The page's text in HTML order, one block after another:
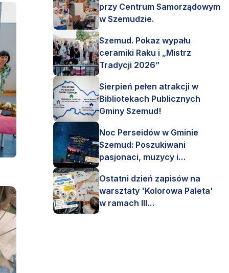
przy Centrum Samorządowym
w Szemudzie.
Szemud. Pokaz wypału
ceramiki Raku i „Mistrz
Tradycji 2026”
Sierpień pełen atrakcji w
Bibliotekach Publicznych
Gminy Szemud!
Noc Perseidów w Gminie
Szemud: Poszukiwani
pasjonaci, muzycy i
Ostatni dzień zapisów na
warsztaty 'Kolorowa Paleta'
w ramach III